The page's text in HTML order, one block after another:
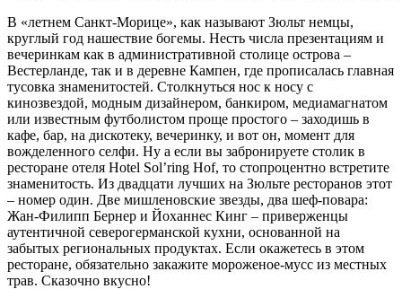
В «летнем Санкт-Морице», как называют Зюльт немцы,
круглый год нашествие богемы. Несть числа презентациям и
вечеринкам как в административной столице острова –
Вестерланде, так и в деревне Кампен, где прописалась главная
тусовка знаменитостей. Столкнуться нос к носу с
кинозвездой, модным дизайнером, банкиром, медиамагнатом
или известным футболистом проще простого – заходишь в
кафе, бар, на дискотеку, вечеринку, и вот он, момент для
вожделенного селфи. Ну а если вы забронируете столик в
ресторане отеля Hotel Sol’ring Hof, то стопроцентно встретите
знаменитость. Из двадцати лучших на Зюльте ресторанов этот
– номер один. Две мишленовские звезды, два шеф-повара:
Жан-Филипп Бернер и Йоханнес Кинг – приверженцы
аутентичной северогерманской кухни, основанной на
забытых региональных продуктах. Если окажетесь в этом
ресторане, обязательно закажите мороженое-мусс из местных
трав. Сказочно вкусно!